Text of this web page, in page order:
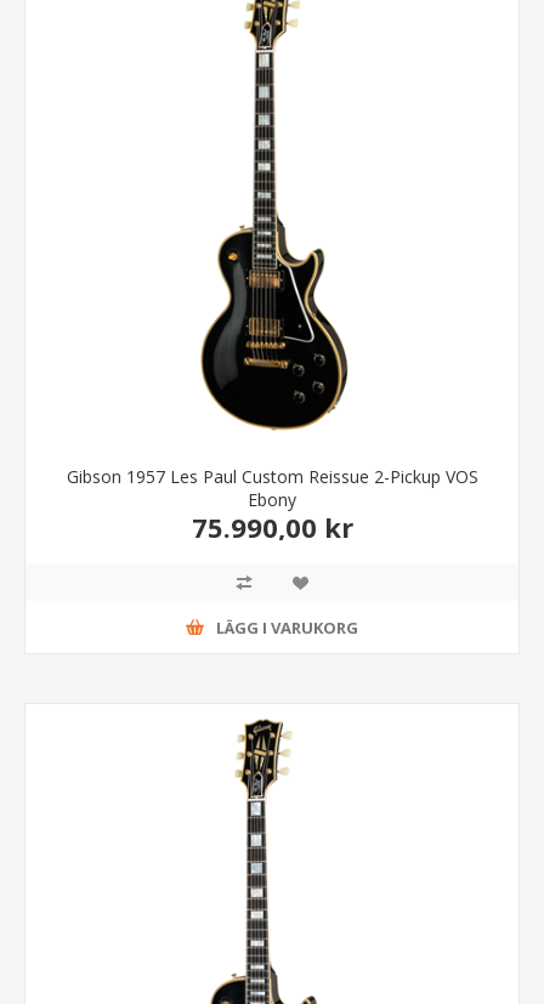
Gibson 1957 Les Paul Custom Reissue 2-Pickup VOS
Ebony
75.990,00 kr
LÄGG I VARUKORG